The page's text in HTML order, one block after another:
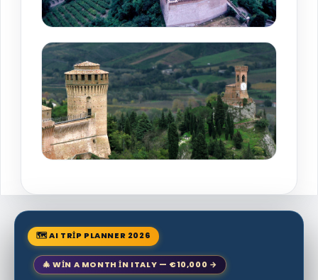
🗺 AI TRIP PLANNER 2026
🎄 WIN A MONTH IN ITALY — €10,000 →